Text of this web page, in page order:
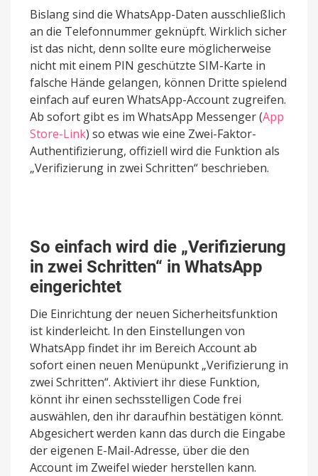
Bislang sind die WhatsApp-Daten ausschließlich
an die Telefonnummer geknüpft. Wirklich sicher
ist das nicht, denn sollte eure möglicherweise
nicht mit einem PIN geschützte SIM-Karte in
falsche Hände gelangen, können Dritte spielend
einfach auf euren WhatsApp-Account zugreifen.
Ab sofort gibt es im WhatsApp Messenger (App
Store-Link) so etwas wie eine Zwei-Faktor-
Authentifizierung, offiziell wird die Funktion als
„Verifizierung in zwei Schritten“ beschrieben.
So einfach wird die „Verifizierung
in zwei Schritten“ in WhatsApp
eingerichtet
Die Einrichtung der neuen Sicherheitsfunktion
ist kinderleicht. In den Einstellungen von
WhatsApp findet ihr im Bereich Account ab
sofort einen neuen Menüpunkt „Verifizierung in
zwei Schritten“. Aktiviert ihr diese Funktion,
könnt ihr einen sechsstelligen Code frei
auswählen, den ihr daraufhin bestätigen könnt.
Abgesichert werden kann das durch die Eingabe
der eigenen E-Mail-Adresse, über die den
Account im Zweifel wieder herstellen kann.